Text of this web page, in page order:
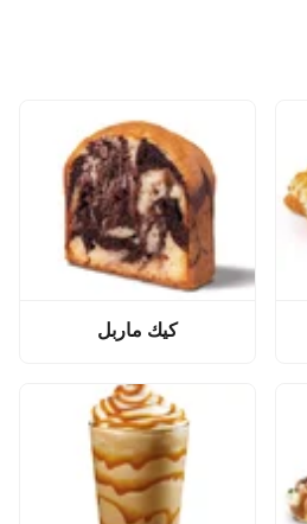
كيك ماربل